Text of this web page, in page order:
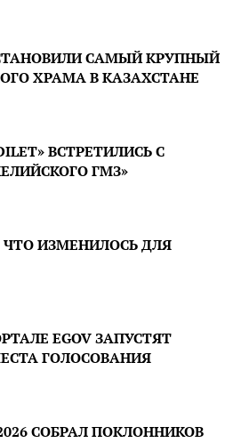
САМЫЙ КРУПНЫЙ
ХРАМА В КАЗАХСТАНЕ
ВСТРЕТИЛИСЬ С
ГМЗ»
ИЗМЕНИЛОСЬ ДЛЯ
EGOV ЗАПУСТЯТ
ГОЛОСОВАНИЯ
2026 СОБРАЛ ПОКЛОННИКОВ